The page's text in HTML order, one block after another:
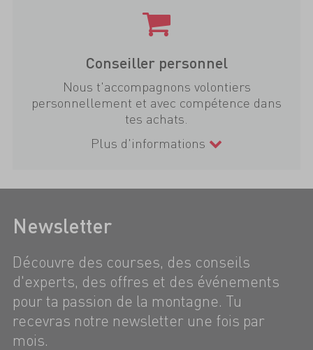
Conseiller personnel
Nous t'accompagnons volontiers
personnellement et avec compétence dans
tes achats.
Plus d'informations
Newsletter
Découvre des courses, des conseils
d'experts, des offres et des événements
pour ta passion de la montagne. Tu
recevras notre newsletter une fois par
mois.